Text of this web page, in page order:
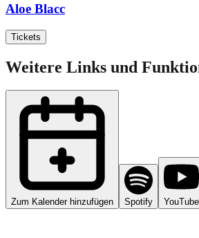
Aloe Blacc
Tickets
Weitere Links und
Zum Kalender hinzufügen Spotify YouTube